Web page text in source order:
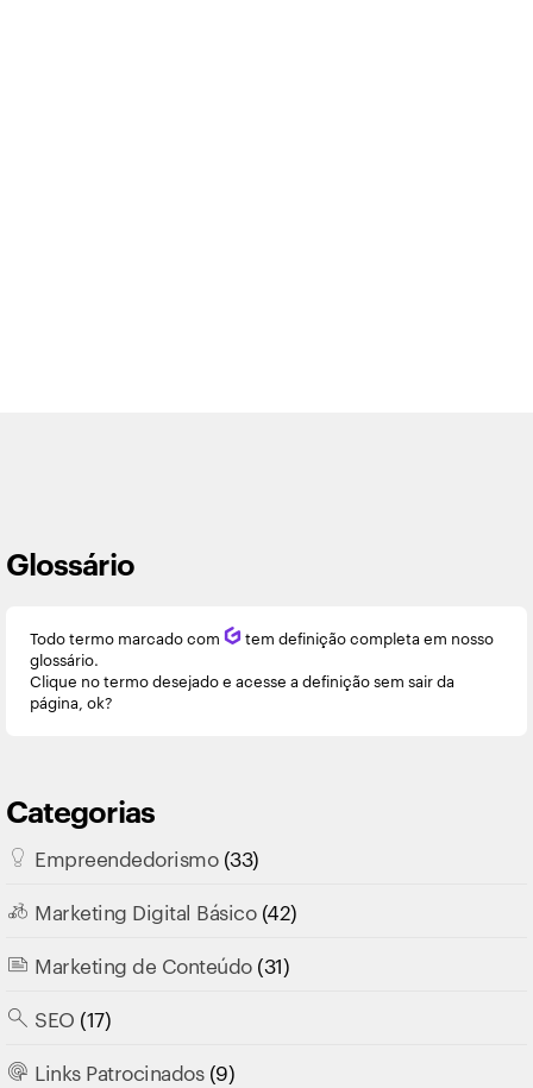
Glossário
Todo termo marcado com Q tem definição completa em nosso
glossário.
Clique no termo desejado e acesse a definição sem sair da
página, ok?
Categorias
Empreendedorismo(33)
Marketing Digital Básico(42)
Marketing de Conteúdo(31)
SEO (17)
Links Patrocinados(9)